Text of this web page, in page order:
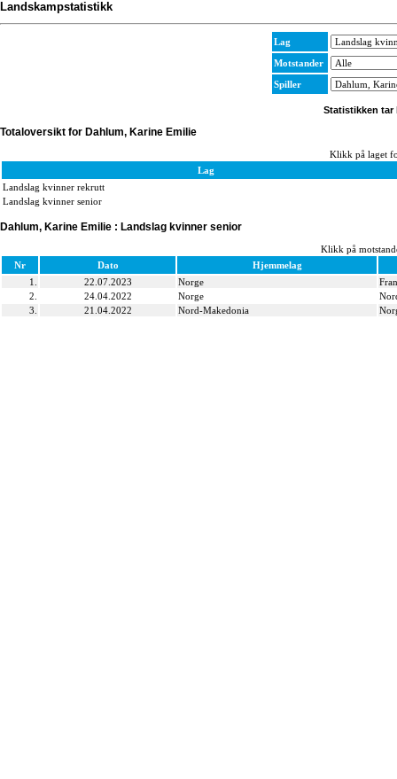
Landskampstatistikk
Lag
Motstander
Spiller
Statistikken tar
Totaloversikt for Dahlum, Karine Emilie
Klikk på laget
Lag
Landslag kvinner rekrutt
Landslag kvinner senior
Dahlum, Karine Emilie : Landslag kvinner senior
Klikk på
Nr
Dato
Hjemmelag
1.
22.07.2023 Norge
2.
24.04.2022 Norge
3.
21.04.2022 Nord-Makedonia